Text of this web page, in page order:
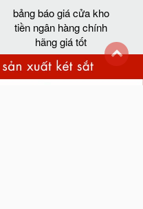
bảng báo giá cửa kho
tiền ngân hàng chính
hãng giá tốt
back